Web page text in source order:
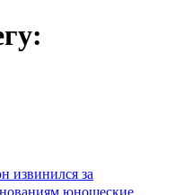
извинился за
юношеские